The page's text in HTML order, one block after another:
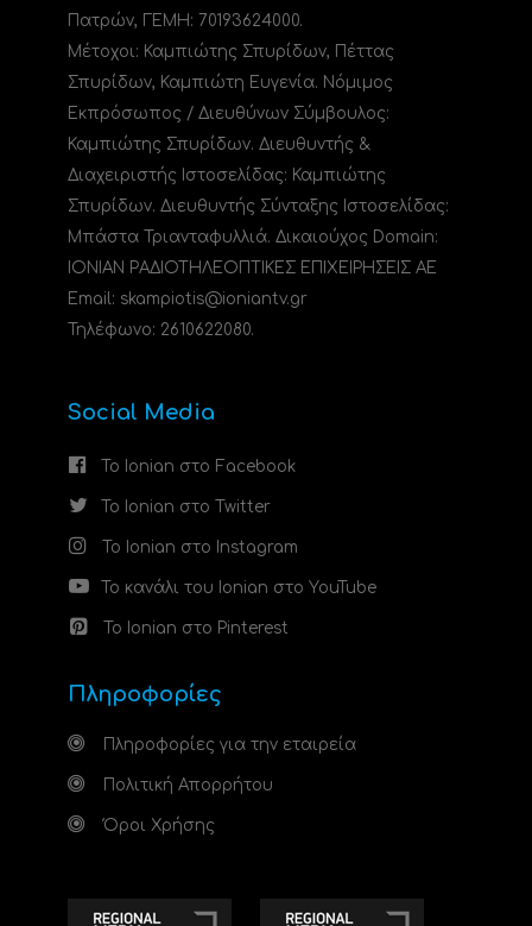
Πατρών, ΓΕΜΗ: 70193624000.
Μέτοχοι: Καμπιώτης Σπυρίδων, Πέττας
Σπυρίδων, Καμπιώτη Ευγενία. Νόμιμος
Εκπρόσωπος / Διευθύνων Σύμβουλος:
Καμπιώτης Σπυρίδων. Διευθυντής &
Διαχειριστής Ιστοσελίδας: Καμπιώτης
Σπυρίδων. Διευθυντής Σύνταξης Ιστοσελίδας:
Μπάστα Τριανταφυλλιά. Δικαιούχος Domain:
ΙΟΝΙΑΝ ΡΑΔΙΟΤΗΛΕΟΠΤΙΚΕΣ ΕΠΙΧΕΙΡΗΣΕΙΣ ΑΕ
Email: skampiotis@ioniantv.gr
Τηλέφωνο: 2610622080.
Social Media
Το Ionian στο Facebook
Το Ionian στο Twitter
Το Ionian στο Instagram
Το κανάλι του Ionian στο YouTube
Το Ionian στο Pinterest
Πληροφορίες
Πληροφορίες για την εταιρεία
Πολιτική Απορρήτου
Όροι Χρήσης